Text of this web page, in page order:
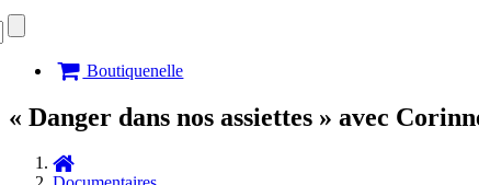
Boutiquenelle
« Danger dans nos assiettes » avec